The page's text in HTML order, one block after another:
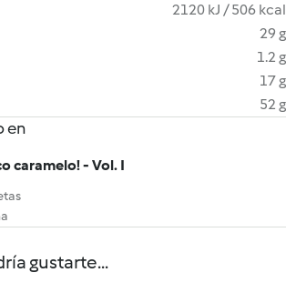
2120 kJ / 506 kcal
29 g
1.2 g
17 g
52 g
en
caramelo! - Vol. I
gustarte...